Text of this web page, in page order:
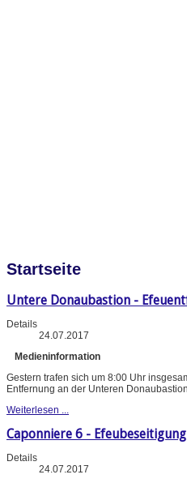
Startseite
Untere Donaubastion -
Details
24.07.2017
Medieninformation
Gestern trafen sich um 8:00 Uhr
Entfernung an der Unteren
Weiterlesen ...
Caponniere 6 -
Details
24.07.2017